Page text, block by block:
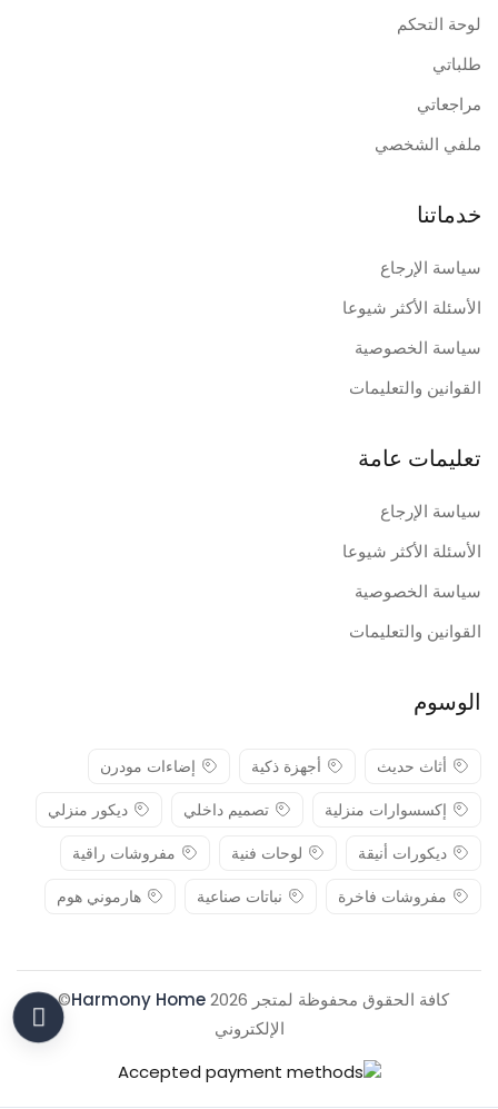
لوحة التحكم
طلباتي
مراجعاتي
ملفي الشخصي
خدماتنا
سياسة الإرجاع
الأسئلة الأكثر شيوعا
سياسة الخصوصية
القوانين والتعليمات
تعليمات عامة
سياسة الإرجاع
الأسئلة الأكثر شيوعا
سياسة الخصوصية
القوانين والتعليمات
الوسوم
أثاث حديث أجهزة ذكية
إضاءات مودرن
إكسسوارات منزلية
تصميم داخلي
ديكور منزلي
ديكورات أنيقة
لوحات فنية
مفروشات راقية
مفروشات فاخرة
نباتات صناعية هارموني هوم
كافة الحقوق محفوظة لمتجر 2026 Harmony Home
© .
الإلكتروني